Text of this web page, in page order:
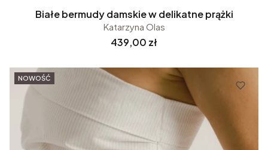
Białe bermudy damskie w delikatne prążki
Katarzyna Olas
Cena
439,00 zł
NOWOŚĆ